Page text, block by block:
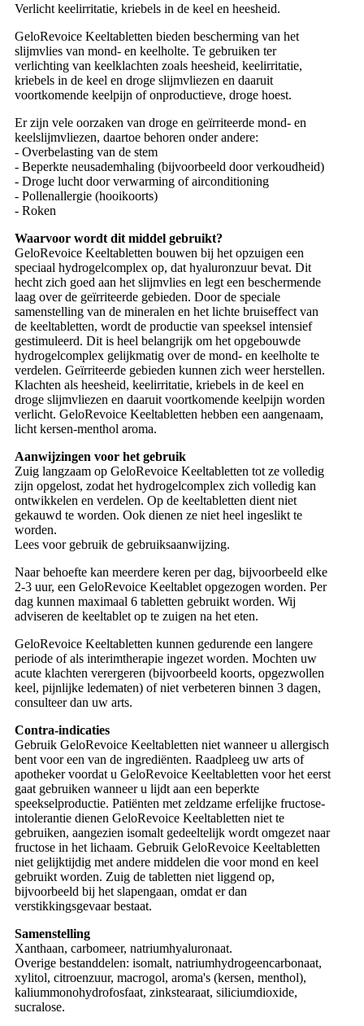
Verlicht keelirritatie, kriebels in de keel en heesheid.
GeloRevoice Keeltabletten bieden bescherming van het
slijmvlies van mond- en keelholte. Te gebruiken ter
verlichting van keelklachten zoals heesheid, keelirritatie,
kriebels in de keel en droge slijmvliezen en daaruit
voortkomende keelpijn of onproductieve, droge hoest.
Er zijn vele oorzaken van droge en geïrriteerde mond- en
keelslijmvliezen, daartoe behoren onder andere:
- Overbelasting van de stem
- Beperkte neusademhaling (bijvoorbeeld door verkoudheid)
- Droge lucht door verwarming of airconditioning
- Pollenallergie (hooikoorts)
- Roken
Waarvoor wordt dit middel gebruikt?
GeloRevoice Keeltabletten bouwen bij het opzuigen een
speciaal hydrogelcomplex op, dat hyaluronzuur bevat. Dit
hecht zich goed aan het slijmvlies en legt een beschermende
laag over de geïrriteerde gebieden. Door de speciale
samenstelling van de mineralen en het lichte bruiseffect van
de keeltabletten, wordt de productie van speeksel intensief
gestimuleerd. Dit is heel belangrijk om het opgebouwde
hydrogelcomplex gelijkmatig over de mond- en keelholte te
verdelen. Geïrriteerde gebieden kunnen zich weer herstellen.
Klachten als heesheid, keelirritatie, kriebels in de keel en
droge slijmvliezen en daaruit voortkomende keelpijn worden
verlicht. GeloRevoice Keeltabletten hebben een aangenaam,
licht kersen-menthol aroma.
Aanwijzingen voor het gebruik
Zuig langzaam op GeloRevoice Keeltabletten tot ze volledig
zijn opgelost, zodat het hydrogelcomplex zich volledig kan
ontwikkelen en verdelen. Op de keeltabletten dient niet
gekauwd te worden. Ook dienen ze niet heel ingeslikt te
worden.
Lees voor gebruik de gebruiksaanwijzing.
Naar behoefte kan meerdere keren per dag, bijvoorbeeld elke
2-3 uur, een GeloRevoice Keeltablet opgezogen worden. Per
dag kunnen maximaal 6 tabletten gebruikt worden. Wij
adviseren de keeltablet op te zuigen na het eten.
GeloRevoice Keeltabletten kunnen gedurende een langere
periode of als interimtherapie ingezet worden. Mochten uw
acute klachten verergeren (bijvoorbeeld koorts, opgezwollen
keel, pijnlijke ledematen) of niet verbeteren binnen 3 dagen,
consulteer dan uw arts.
Contra-indicaties
Gebruik GeloRevoice Keeltabletten niet wanneer u allergisch
bent voor een van de ingrediënten. Raadpleeg uw arts of
apotheker voordat u GeloRevoice Keeltabletten voor het eerst
gaat gebruiken wanneer u lijdt aan een beperkte
speekselproductie. Patiënten met zeldzame erfelijke fructose-
intolerantie dienen GeloRevoice Keeltabletten niet te
gebruiken, aangezien isomalt gedeeltelijk wordt omgezet naar
fructose in het lichaam. Gebruik GeloRevoice Keeltabletten
niet gelijktijdig met andere middelen die voor mond en keel
gebruikt worden. Zuig de tabletten niet liggend op,
bijvoorbeeld bij het slapengaan, omdat er dan
verstikkingsgevaar bestaat.
Samenstelling
Xanthaan, carbomeer, natriumhyaluronaat.
Overige bestanddelen: isomalt, natriumhydrogeencarbonaat,
xylitol, citroenzuur, macrogol, aroma's (kersen, menthol),
kaliummonohydrofosfaat, zinkstearaat, siliciumdioxide,
sucralose.